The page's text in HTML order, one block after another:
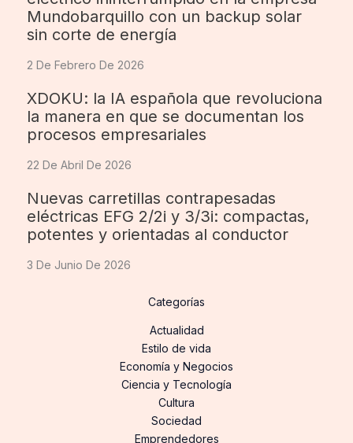
Mundobarquillo con un backup solar
sin corte de energía
2 De Febrero De 2026
XDOKU: la IA española que revoluciona
la manera en que se documentan los
procesos empresariales
22 De Abril De 2026
Nuevas carretillas contrapesadas
eléctricas EFG 2/2i y 3/3i: compactas,
potentes y orientadas al conductor
3 De Junio De 2026
Categorías
Actualidad
Estilo de vida
Economía y Negocios
Ciencia y Tecnología
Cultura
Sociedad
Emprendedores